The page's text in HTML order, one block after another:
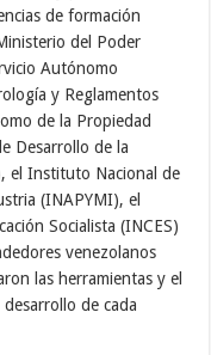
de formación
del Poder
Autónomo
y Reglamentos
de la Propiedad
Desarrollo de la
el Instituto Nacional de
(INAPYMI), el
Socialista (INCES)
venezolanos
las herramientas y el
de cada